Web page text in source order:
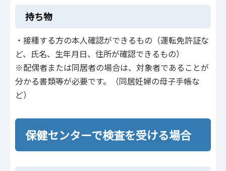
持ち物
・接種する方の本人確認ができるもの（運転免許証な
ど、氏名、生年月日、住所が確認できるもの）
※配偶者または同居者の場合は、対象者であることが
分かる書類等が必要です。（同居妊婦の母子手帳な
ど）
保健センターで検査を受ける場合